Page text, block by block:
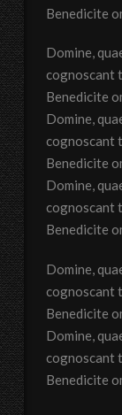
Benedicite
Domine,
cognoscant
Benedicite
Domine,
cognoscant
Benedicite
Domine,
cognoscant
Benedicite
Domine,
cognoscant
Benedicite
Domine,
cognoscant
Benedicite